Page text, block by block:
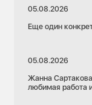
05.08.2026
Еще один
05.08.2026
Жанна
любимая работа